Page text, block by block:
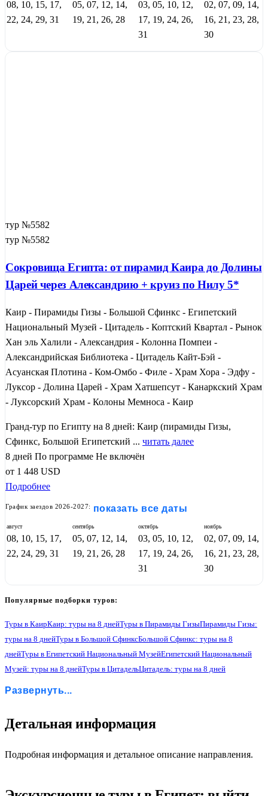
5
08, 10, 15, 17,
22, 24, 29, 31
05, 07, 12, 14,
19, 21, 26, 28
03, 05, 10, 12,
17, 19, 24, 26,
31
02, 07, 09, 14,
16, 21, 23, 28,
30
тур №5582
тур №5582
Сокровища Египта: от пирамид Каира до Долины
Царей через Александрию + круиз по Нилу 5*
Каир - Пирамиды Гизы - Большой Сфинкс - Египетский
Национальный Музей - Цитадель - Коптский Квартал - Рынок
Хан эль Халили - Александрия - Колонна Помпеи -
Александрийская Библиотека - Цитадель Кайт-Бэй -
Асуанская Плотина - Ком-Омбо - Филе - Храм Хора - Эдфу -
Луксор - Долина Царей - Храм Хатшепсут - Канаркский Храм
- Луксорский Храм - Колоны Мемноса - Каир
Гранд-тур по Египту на 8 дней: Каир (пирамиды Гизы,
Сфинкс, Большой Египетский ... читать далее
8 дней По программе Не включён
от 1 448 USD
Подробнее
График заездов 2026-2027: показать все даты
август
08, 10, 15, 17,
22, 24, 29, 31
сентябрь
05, 07, 12, 14,
19, 21, 26, 28
октябрь
03, 05, 10, 12,
17, 19, 24, 26,
31
ноябрь
02, 07, 09, 14,
16, 21, 23, 28,
30
Популярные подборки туров:
Туры в КаирКаир: туры на 8 днейТуры в Пирамиды ГизыПирамиды Гизы:
туры на 8 днейТуры в Большой СфинксБольшой Сфинкс: туры на 8
днейТуры в Египетский Национальный МузейЕгипетский Национальный
Музей: туры на 8 днейТуры в ЦитадельЦитадель: туры на 8 дней
Туры в Рынок Хан эль Халили
Туры в Шарм эль Шейх: отдых на море
Шарм эль Шейх: отдых на море: туры на 8 дней
Ком-Омбо: туры на 8 днейТуры в ФилеФиле: туры на 8 днейТуры в Эдфу
Храмовый комплекс Абу-Симбел: туры на 8 дней
Туры в Храм Хору
Развернуть...
Детальная информация
Подробная информация и детальное описание направления.